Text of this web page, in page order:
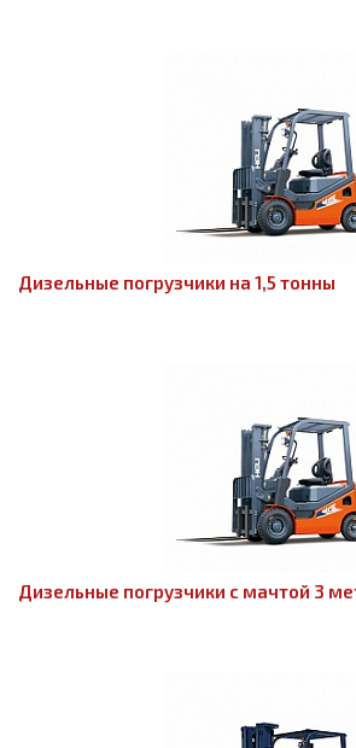
Дизельные погрузчики на 1,5 тонны
Дизельные погрузчики с мачтой 3